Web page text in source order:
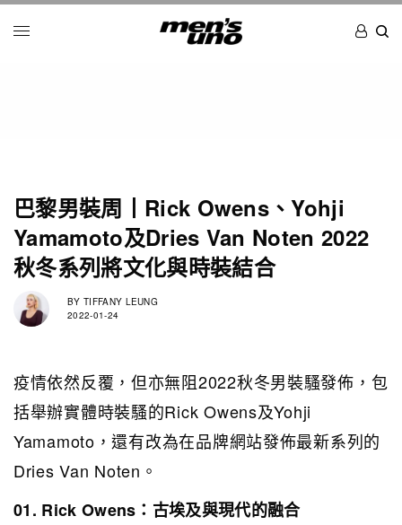
巴黎男裝周丨Rick Owens、Yohji
Yamamoto及Dries Van Noten 2022
秋冬系列將文化與時裝結合
BY TIFFANY LEUNG
2022-01-24
疫情依然反覆，但亦無阻2022秋冬男裝騷發佈，包
括舉辦實體時裝騷的Rick Owens及Yohji
Yamamoto，還有改為在品牌網站發佈最新系列的
Dries Van Noten。
01. Rick Owens：古埃及與現代的融合